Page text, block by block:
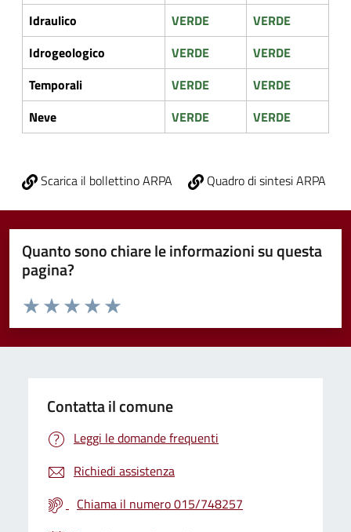
Idraulico VERDE
VERDE
Idrogeologico
VERDE
VERDE
Temporali
VERDE
VERDE
Neve
VERDE VERDE
Scarica il bollettino ARPA Quadro di sintesi ARPA
Quanto sono chiare le informazioni su questa
pagina?
Valuta da 1 a 5 stelle la pagina
Valuta 5 stelle su 5
Valuta 4 stelle su 5
Valuta 3 stelle su 5
Valuta 2 stelle su 5
Valuta 1 stelle su 5
Contatta il comune
Leggi le domande frequenti
Richiedi assistenza
Chiama il numero 015/748257